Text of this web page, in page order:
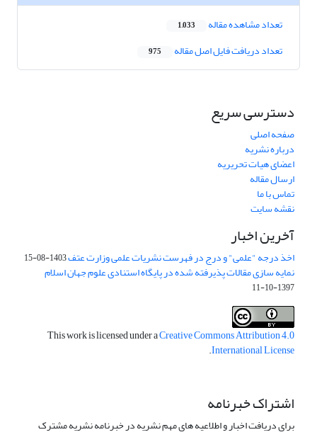
تعداد مشاهده مقاله 1,033
تعداد دریافت فایل اصل مقاله 975
دسترسی سریع
صفحه اصلی
درباره نشریه
اعضای هیات تحریریه
ارسال مقاله
تماس با ما
نقشه سایت
آخرین اخبار
اخذ درجه "علمی" و درج در فهرست نشریات علمی وزارت عتف1403-08-15
نمایه سازی مقالات پذیرفته شده در پایگاه استنادی علوم جهان اسلام
1397-10-11
This work is licensed under aCreative Commons Attribution 4.0
International License
.
اشتراک خبرنامه
برای دریافت اخبار و اطلاعیه های مهم نشریه در خبرنامه نشریه مشترک